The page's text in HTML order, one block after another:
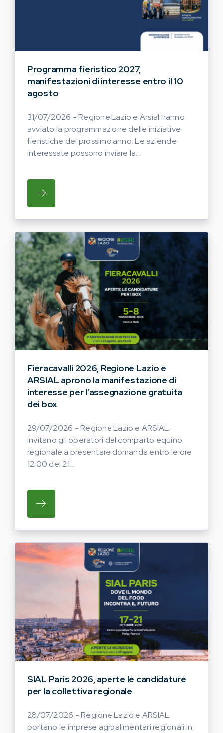
Programma fieristico 2027,
manifestazioni di interesse entro il 10
agosto
31/07/2026 - Regione Lazio e Arsial hanno
avviato la programmazione delle iniziative
fieristiche del prossimo anno. Le aziende
interessate possono inviare la...
SU REGIONE LAZIO E ARSIAL HANNO
Fieracavalli 2026, Regione Lazio e
ARSIAL aprono la manifestazione di
interesse per l’assegnazione gratuita
dei box
29/07/2026 - Regione Lazio e ARSIAL
invitano gli operatori del comparto equino
regionale a presentare domanda entro le ore
12:00 del 21...
SU REGIONE LAZIO E ARSIAL INVITANO
SIAL Paris 2026, aperte le candidature
per la collettiva regionale
28/07/2026 - Regione Lazio e ARSIAL
portano le imprese agroalimentari regionali in